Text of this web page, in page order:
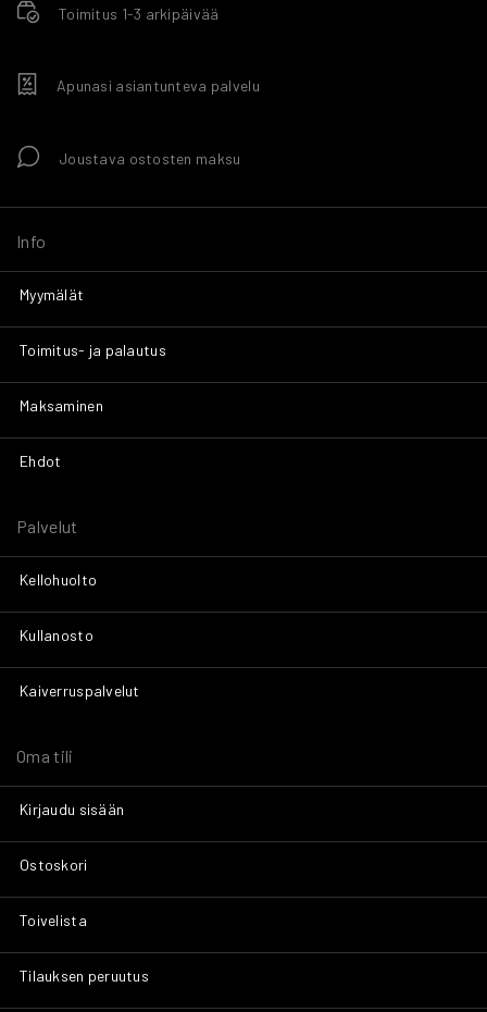
Toimitus 1-3 arkipäivää
Apunasi asiantunteva palvelu
Joustava ostosten maksu
Info
Myymälät
Toimitus- ja palautus
Maksaminen
Ehdot
Palvelut
Kellohuolto
Kullanosto
Kaiverruspalvelut
Oma tili
Kirjaudu sisään
Ostoskori
Toivelista
Tilauksen peruutus